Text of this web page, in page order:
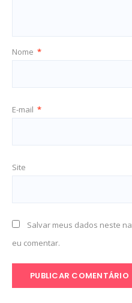
Nome *
E-mail *
Site
Salvar meus dados neste
eu comentar.